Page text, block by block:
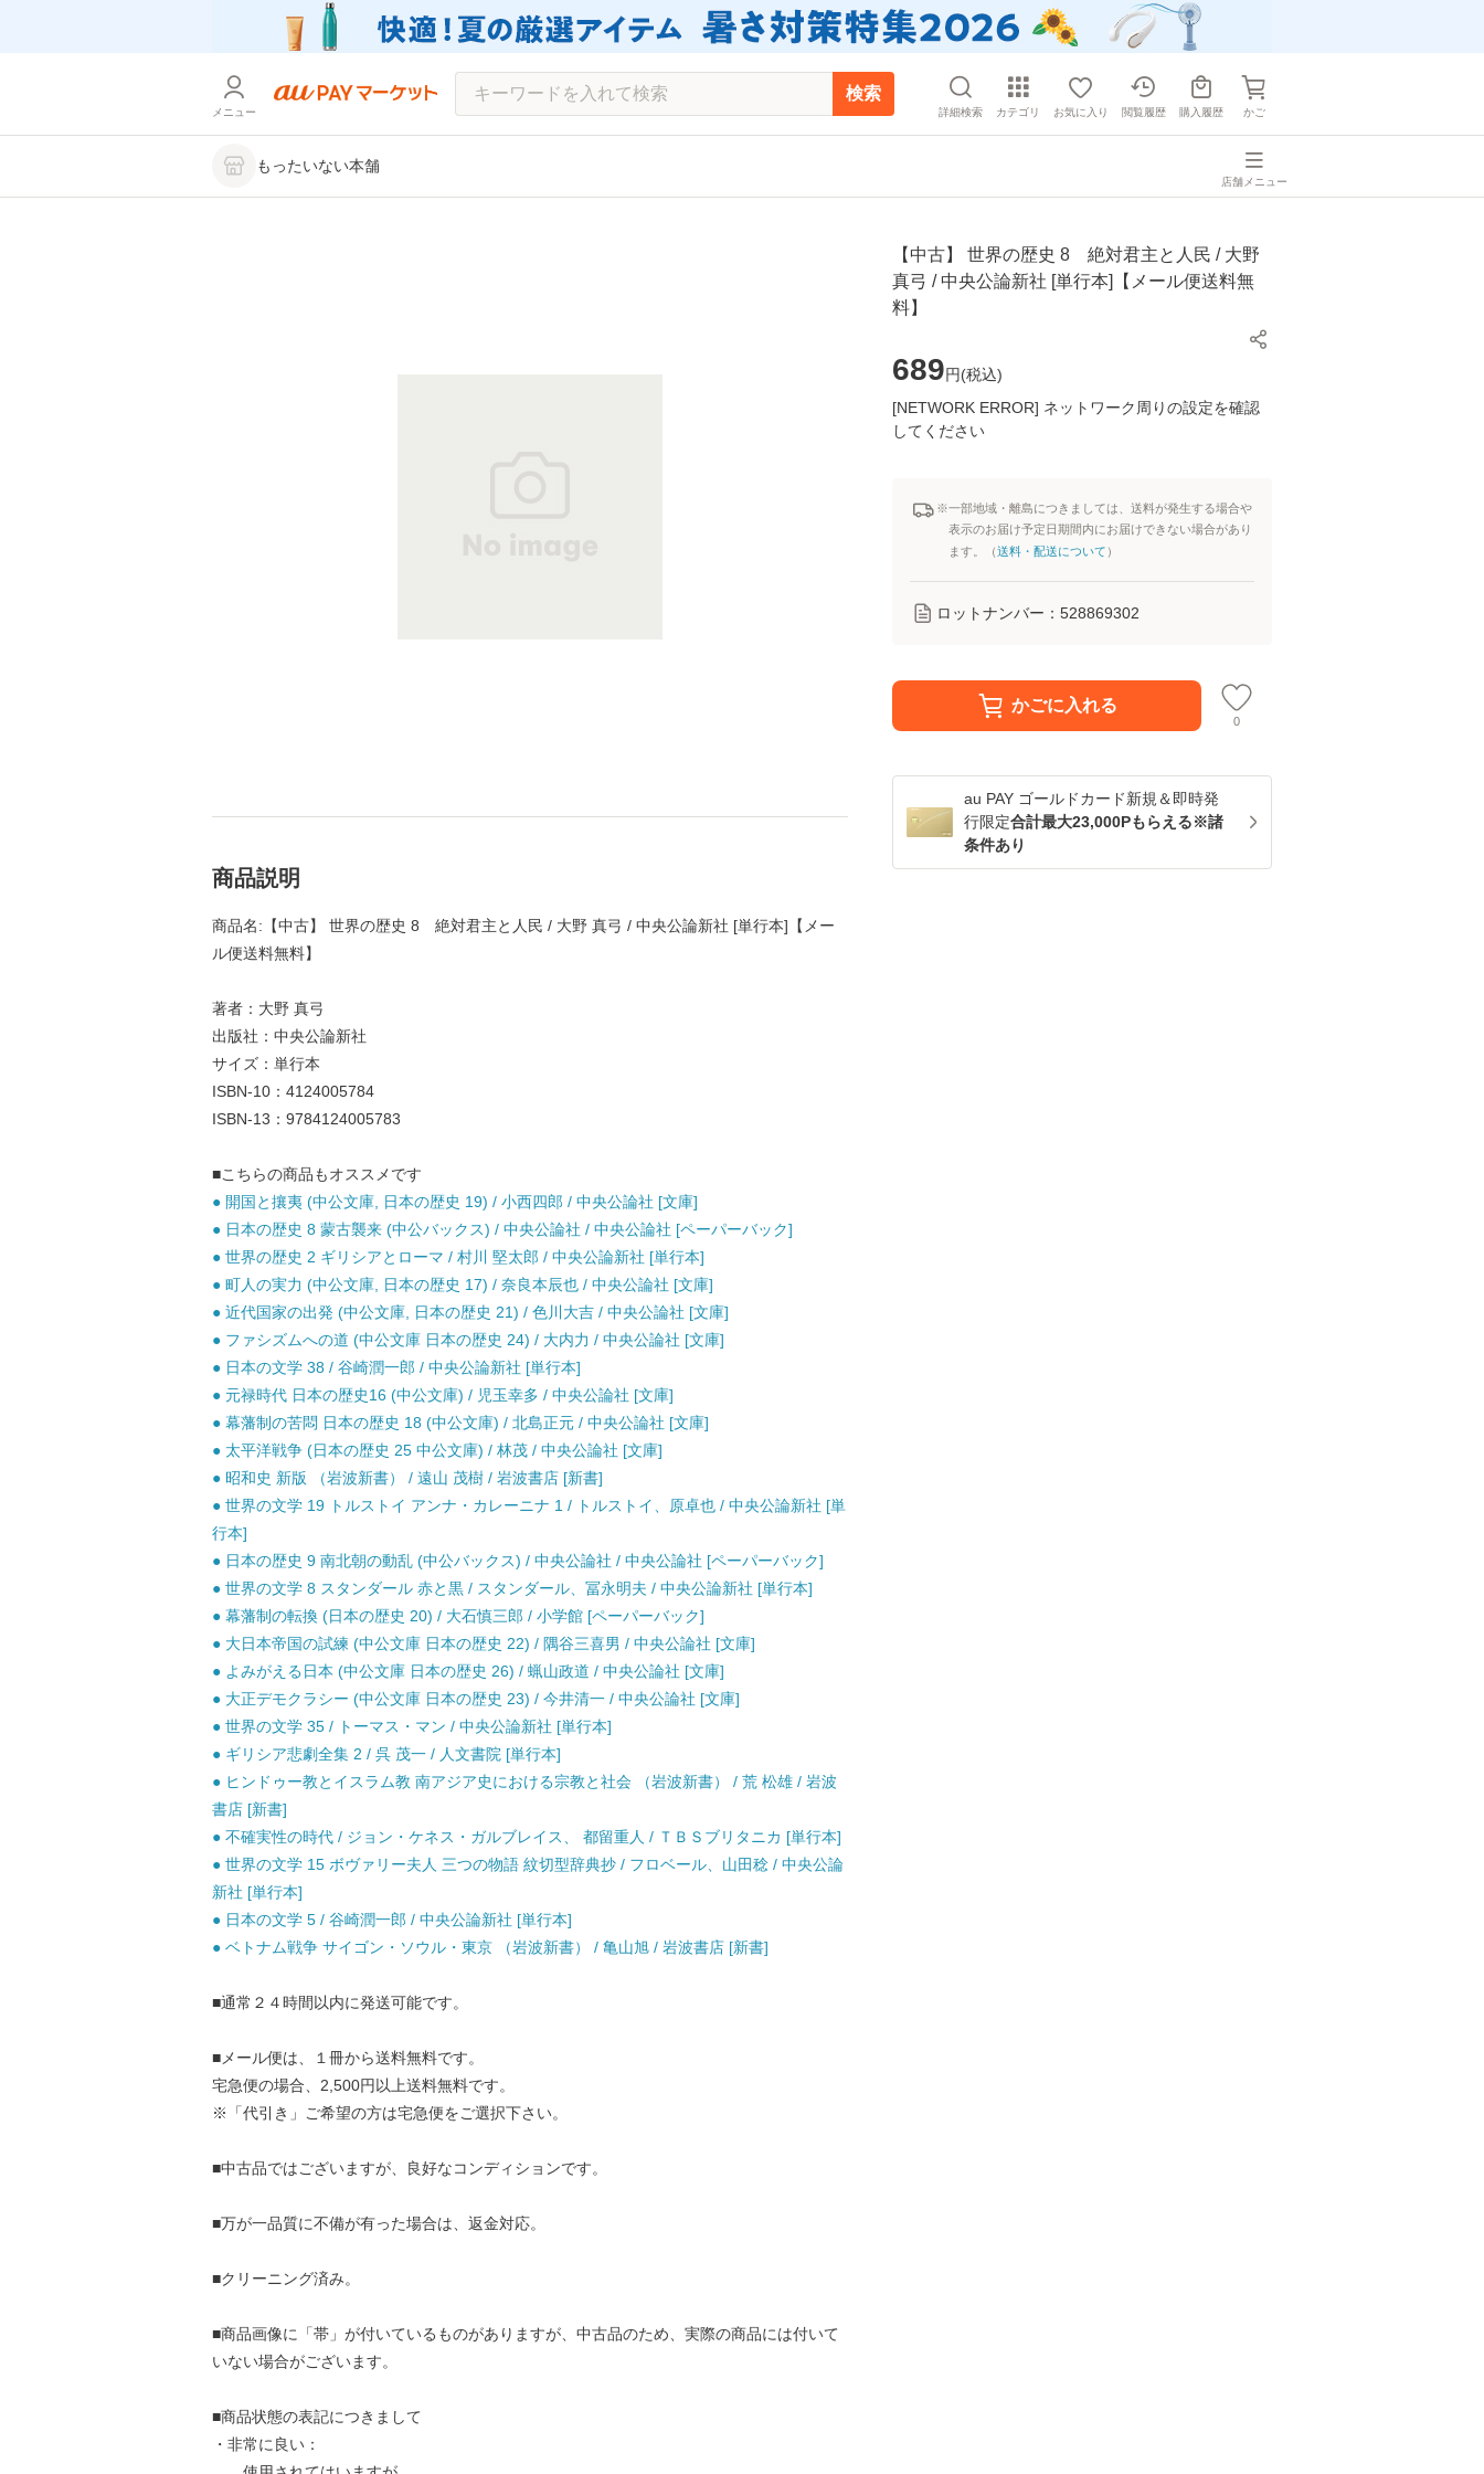
メニュー
検索
詳細検索 カテゴリ お気に入り 閲覧履歴 購入履歴 かご
もったいない本舗
店舗メニュー
【中古】 世界の歴史 8 絶対君主と人民 / 大野
真弓 / 中央公論新社 [単行本]【メール便送料無
料】
689円(税込)
[NETWORK ERROR] ネットワーク周りの設定を確認
してください
※一部地域・離島につきましては、送料が発生する場合や
表示のお届け予定日期間内にお届けできない場合があり
ます。（送料・配送について ）
ロットナンバー： 528869302
かごに入れる
0
au PAY ゴールドカード新規＆即時発
行限定合計最大23,000Pもらえる※諸
条件あり
商品説明
商品名:【中古】 世界の歴史 8 絶対君主と人民 / 大野 真弓 / 中央公論新社 [単行本]【メー
ル便送料無料】
著者：大野 真弓
出版社：中央公論新社
サイズ：単行本
ISBN-10：4124005784
ISBN-13：9784124005783
■こちらの商品もオススメです
● 開国と攘夷 (中公文庫, 日本の歴史 19) / 小西四郎 / 中央公論社 [文庫]
● 日本の歴史 8 蒙古襲来 (中公バックス) / 中央公論社 / 中央公論社 [ペーパーバック]
● 世界の歴史 2 ギリシアとローマ / 村川 堅太郎 / 中央公論新社 [単行本]
● 町人の実力 (中公文庫, 日本の歴史 17) / 奈良本辰也 / 中央公論社 [文庫]
● 近代国家の出発 (中公文庫, 日本の歴史 21) / 色川大吉 / 中央公論社 [文庫]
● ファシズムへの道 (中公文庫 日本の歴史 24) / 大内力 / 中央公論社 [文庫]
● 日本の文学 38 / 谷崎潤一郎 / 中央公論新社 [単行本]
● 元禄時代 日本の歴史16 (中公文庫) / 児玉幸多 / 中央公論社 [文庫]
● 幕藩制の苦悶 日本の歴史 18 (中公文庫) / 北島正元 / 中央公論社 [文庫]
● 太平洋戦争 (日本の歴史 25 中公文庫) / 林茂 / 中央公論社 [文庫]
● 昭和史 新版 （岩波新書） / 遠山 茂樹 / 岩波書店 [新書]
● 世界の文学 19 トルストイ アンナ・カレーニナ 1 / トルストイ、原卓也 / 中央公論新社 [単
行本]
● 日本の歴史 9 南北朝の動乱 (中公バックス) / 中央公論社 / 中央公論社 [ペーパーバック]
● 世界の文学 8 スタンダール 赤と黒 / スタンダール、冨永明夫 / 中央公論新社 [単行本]
● 幕藩制の転換 (日本の歴史 20) / 大石慎三郎 / 小学館 [ペーパーバック]
● 大日本帝国の試練 (中公文庫 日本の歴史 22) / 隅谷三喜男 / 中央公論社 [文庫]
● よみがえる日本 (中公文庫 日本の歴史 26) / 蝋山政道 / 中央公論社 [文庫]
● 大正デモクラシー (中公文庫 日本の歴史 23) / 今井清一 / 中央公論社 [文庫]
● 世界の文学 35 / トーマス・マン / 中央公論新社 [単行本]
● ギリシア悲劇全集 2 / 呉 茂一 / 人文書院 [単行本]
● ヒンドゥー教とイスラム教 南アジア史における宗教と社会 （岩波新書） / 荒 松雄 / 岩波
書店 [新書]
● 不確実性の時代 / ジョン・ケネス・ガルブレイス、 都留重人 / ＴＢＳブリタニカ [単行本]
● 世界の文学 15 ボヴァリー夫人 三つの物語 紋切型辞典抄 / フロベール、山田稔 / 中央公論
新社 [単行本]
● 日本の文学 5 / 谷崎潤一郎 / 中央公論新社 [単行本]
● ベトナム戦争 サイゴン・ソウル・東京 （岩波新書） / 亀山旭 / 岩波書店 [新書]
■通常２４時間以内に発送可能です。
■メール便は、１冊から送料無料です。
宅急便の場合、2,500円以上送料無料です。
※「代引き」ご希望の方は宅急便をご選択下さい。
■中古品ではございますが、良好なコンディションです。
■万が一品質に不備が有った場合は、返金対応。
■クリーニング済み。
■商品画像に「帯」が付いているものがありますが、中古品のため、実際の商品には付いて
いない場合がございます。
■商品状態の表記につきまして
・非常に良い：